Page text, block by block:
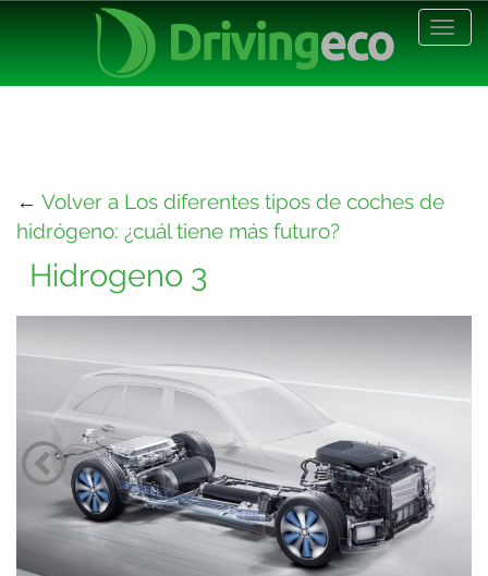
← Volver a Los diferentes tipos de coches de
hidrógeno: ¿cuál tiene más futuro?
Hidrogeno 3